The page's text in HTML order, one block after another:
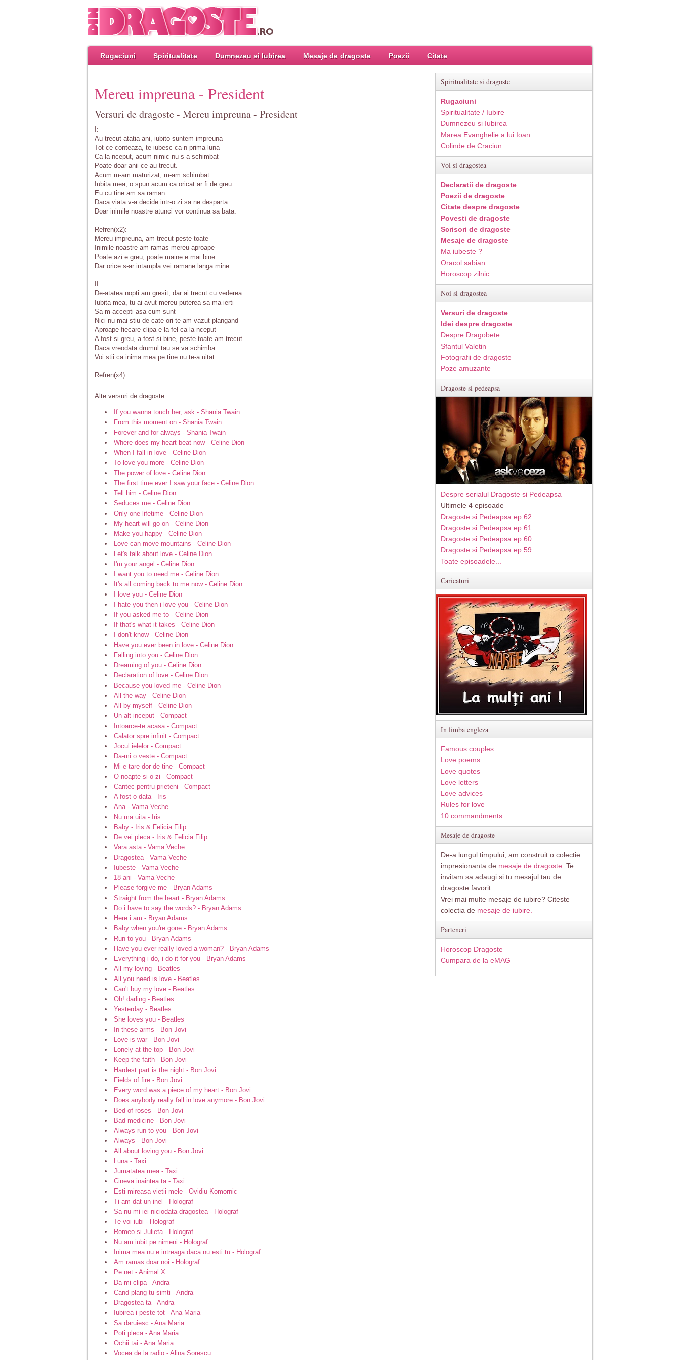
Rugaciuni Spiritualitate Dumnezeu si Iubirea Mesaje de dragoste Poezii Citate
Mereu impreuna - President
Versuri de dragoste - Mereu impreuna - President
I:
Au trecut atatia ani, iubito suntem impreuna
Tot ce conteaza, te iubesc ca-n prima luna
Ca la-nceput, acum nimic nu s-a schimbat
Poate doar anii ce-au trecut.
Acum m-am maturizat, m-am schimbat
Iubita mea, o spun acum ca oricat ar fi de greu
Eu cu tine am sa raman
Daca viata v-a decide intr-o zi sa ne desparta
Doar inimile noastre atunci vor continua sa bata.
Refren(x2):
Mereu impreuna, am trecut peste toate
Inimile noastre am ramas mereu aproape
Poate azi e greu, poate maine e mai bine
Dar orice s-ar intampla vei ramane langa mine.
II:
De-atatea nopti am gresit, dar ai trecut cu vederea
Iubita mea, tu ai avut mereu puterea sa ma ierti
Sa m-accepti asa cum sunt
Nici nu mai stiu de cate ori te-am vazut plangand
Aproape fiecare clipa e la fel ca la-nceput
A fost si greu, a fost si bine, peste toate am trecut
Daca vreodata drumul tau se va schimba
Voi stii ca inima mea pe tine nu te-a uitat.
Refren(x4):..
Alte versuri de dragoste:
If you wanna touch her, ask - Shania Twain
From this moment on - Shania Twain
Forever and for always - Shania Twain
Where does my heart beat now - Celine Dion
When I fall in love - Celine Dion
To love you more - Celine Dion
The power of love - Celine Dion
The first time ever I saw your face - Celine Dion
Tell him - Celine Dion
Seduces me - Celine Dion
Only one lifetime - Celine Dion
My heart will go on - Celine Dion
Make you happy - Celine Dion
Love can move mountains - Celine Dion
Let's talk about love - Celine Dion
I'm your angel - Celine Dion
I want you to need me - Celine Dion
It's all coming back to me now - Celine Dion
I love you - Celine Dion
I hate you then i love you - Celine Dion
If you asked me to - Celine Dion
If that's what it takes - Celine Dion
I don't know - Celine Dion
Have you ever been in love - Celine Dion
Falling into you - Celine Dion
Dreaming of you - Celine Dion
Declaration of love - Celine Dion
Because you loved me - Celine Dion
All the way - Celine Dion
All by myself - Celine Dion
Un alt inceput - Compact
Intoarce-te acasa - Compact
Calator spre infinit - Compact
Jocul ielelor - Compact
Da-mi o veste - Compact
Mi-e tare dor de tine - Compact
O noapte si-o zi - Compact
Cantec pentru prieteni - Compact
A fost o data - Iris
Ana - Vama Veche
Nu ma uita - Iris
Baby - Iris & Felicia Filip
De vei pleca - Iris & Felicia Filip
Vara asta - Vama Veche
Dragostea - Vama Veche
Iubeste - Vama Veche
18 ani - Vama Veche
Please forgive me - Bryan Adams
Straight from the heart - Bryan Adams
Do i have to say the words? - Bryan Adams
Here i am - Bryan Adams
Baby when you're gone - Bryan Adams
Run to you - Bryan Adams
Have you ever really loved a woman? - Bryan Adams
Everything i do, i do it for you - Bryan Adams
All my loving - Beatles
All you need is love - Beatles
Can't buy my love - Beatles
Oh! darling - Beatles
Yesterday - Beatles
She loves you - Beatles
In these arms - Bon Jovi
Love is war - Bon Jovi
Lonely at the top - Bon Jovi
Keep the faith - Bon Jovi
Hardest part is the night - Bon Jovi
Fields of fire - Bon Jovi
Every word was a piece of my heart - Bon Jovi
Does anybody really fall in love anymore - Bon Jovi
Bed of roses - Bon Jovi
Bad medicine - Bon Jovi
Always run to you - Bon Jovi
Always - Bon Jovi
All about loving you - Bon Jovi
Luna - Taxi
Jumatatea mea - Taxi
Cineva inaintea ta - Taxi
Esti mireasa vietii mele - Ovidiu Komornic
Ti-am dat un inel - Holograf
Sa nu-mi iei niciodata dragostea - Holograf
Te voi iubi - Holograf
Romeo si Julieta - Holograf
Nu am iubit pe nimeni - Holograf
Inima mea nu e intreaga daca nu esti tu - Holograf
Am ramas doar noi - Holograf
Pe net - Animal X
Da-mi clipa - Andra
Cand plang tu simti - Andra
Dragostea ta - Andra
Iubirea-i peste tot - Ana Maria
Sa daruiesc - Ana Maria
Poti pleca - Ana Maria
Ochii tai - Ana Maria
Vocea de la radio - Alina Sorescu
Spiritualitate si dragoste
Rugaciuni
Spiritualitate / Iubire
Dumnezeu si Iubirea
Marea Evanghelie a lui Ioan
Colinde de Craciun
Voi si dragostea
Declaratii de dragoste
Poezii de dragoste
Citate despre dragoste
Povesti de dragoste
Scrisori de dragoste
Mesaje de dragoste
Ma iubeste ?
Oracol sabian
Horoscop zilnic
Noi si dragostea
Versuri de dragoste
Idei despre dragoste
Despre Dragobete
Sfantul Valetin
Fotografii de dragoste
Poze amuzante
Dragoste si pedeapsa
Despre serialul Dragoste si Pedeapsa
Ultimele 4 episoade
Dragoste si Pedeapsa ep 62
Dragoste si Pedeapsa ep 61
Dragoste si Pedeapsa ep 60
Dragoste si Pedeapsa ep 59
Toate episoadele...
Caricaturi
In limba engleza
Famous couples
Love poems
Love quotes
Love letters
Love advices
Rules for love
10 commandments
Mesaje de dragoste
De-a lungul timpului, am construit o colectie
impresionanta de mesaje de dragoste . Te
invitam sa adaugi si tu mesajul tau de
dragoste favorit.
Vrei mai multe mesaje de iubire? Citeste
colectia de mesaje de iubire.
Parteneri
Horoscop Dragoste
Cumpara de la eMAG